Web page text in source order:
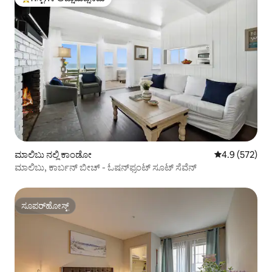
ಗೆಸ್ಟ್‌ಗಳಿಗೆ ಅತಿ ಹೆಚ್ಚು ಅಚ್ಚುಮೆಚ್ಚಿನದು
ಮಾಲಿಬು ನಲ್ಲಿ ಕಾಂಡೋ 5 ರಲ್ಲಿ 4.9
4.9 (572)
ಮಾಲಿಬು, ಕಾರ್ಬನ್ ಬೀಚ್ - ಓಷನ್‌ಫ್ರಂಟ್ ಸೂಟ್ ಸೆವೆನ್
ಸೂಪರ್‌ಹೋಸ್ಟ್
ಸೂಪರ್‌ಹೋಸ್ಟ್